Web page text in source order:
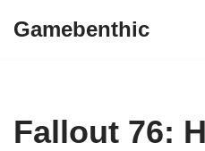
Gamebenthic
Fallout 76: